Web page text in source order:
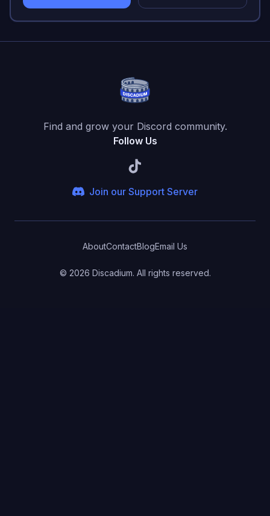
Find and grow your Discord community.
Follow Us
Join our Support Server
AboutContactBlogEmail Us
© 2026 Discadium. All rights reserved.